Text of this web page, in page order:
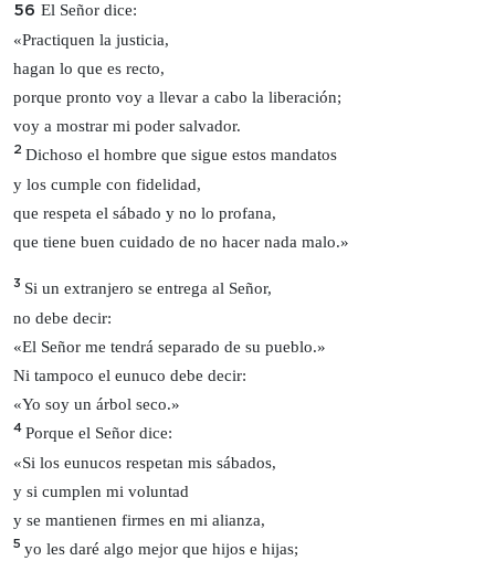
56 El Señor dice:
«Practiquen la justicia,
hagan lo que es recto,
porque pronto voy a llevar a cabo la liberación;
voy a mostrar mi poder salvador.
2 Dichoso el hombre que sigue estos mandatos
y los cumple con fidelidad,
que respeta el sábado y no lo profana,
que tiene buen cuidado de no hacer nada malo.»
3 Si un extranjero se entrega al Señor,
no debe decir:
«El Señor me tendrá separado de su pueblo.»
Ni tampoco el eunuco debe decir:
«Yo soy un árbol seco.»
4 Porque el Señor dice:
«Si los eunucos respetan mis sábados,
y si cumplen mi voluntad
y se mantienen firmes en mi alianza,
5 yo les daré algo mejor que hijos e hijas;